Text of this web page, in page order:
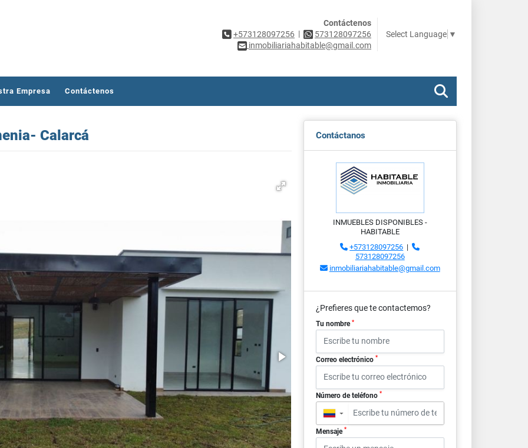
Contáctenos
+573128097256 |
573128097256
inmobiliariahabitable@gmail.com
Select Language ▼
Empresa Contáctenos
Calarcá Contáctanos
INMUEBLES DISPONIBLES -
HABITABLE
+573128097256 |
573128097256
inmobiliariahabitable@gmail.com
¿Prefieres que te contactemos?
Tu nombre *
Correo electrónico *
Número de teléfono *
▼
Mensaje *